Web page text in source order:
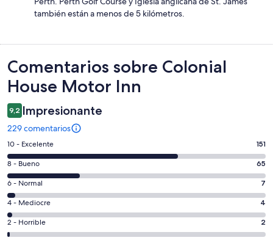
también están a menos de 5 kilómetros.
Comentarios
Comentarios sobre Colonial
House Motor Inn
9,2 Impresionante
229 comentarios
151
comentarios
de
un
total
de
229
con
10 - Excelente 151
65
comentarios
de
un
total
de
8 - Bueno 65
7
comentarios
de
un
total
6 - Normal 7
4
comentarios
de
4 - Mediocre 4
2
comentarios
2 - Horrible 2